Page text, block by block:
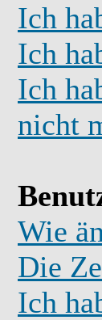
Ich
Ich
Ich
nicht
Wie
Die
Ich